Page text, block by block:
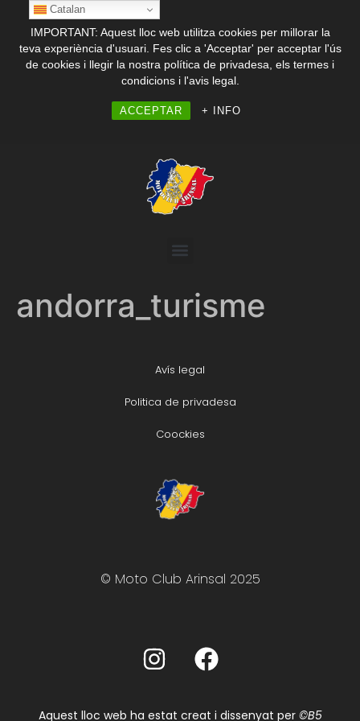
IMPORTANT: Aquest lloc web utilitza cookies per millorar la
teva experiència d'usuari. Fes clic a 'Acceptar' per acceptar l'ús
de cookies i llegir la nostra política de privadesa, els termes i
condicions i l'avis legal.
ACCEPTAR + INFO
andorra_turisme
Avís legal
Politica de privadesa
Coockies
© Moto Club Arinsal 2025
Aquest lloc web ha estat creat i dissenyat per ©B5
Catalan